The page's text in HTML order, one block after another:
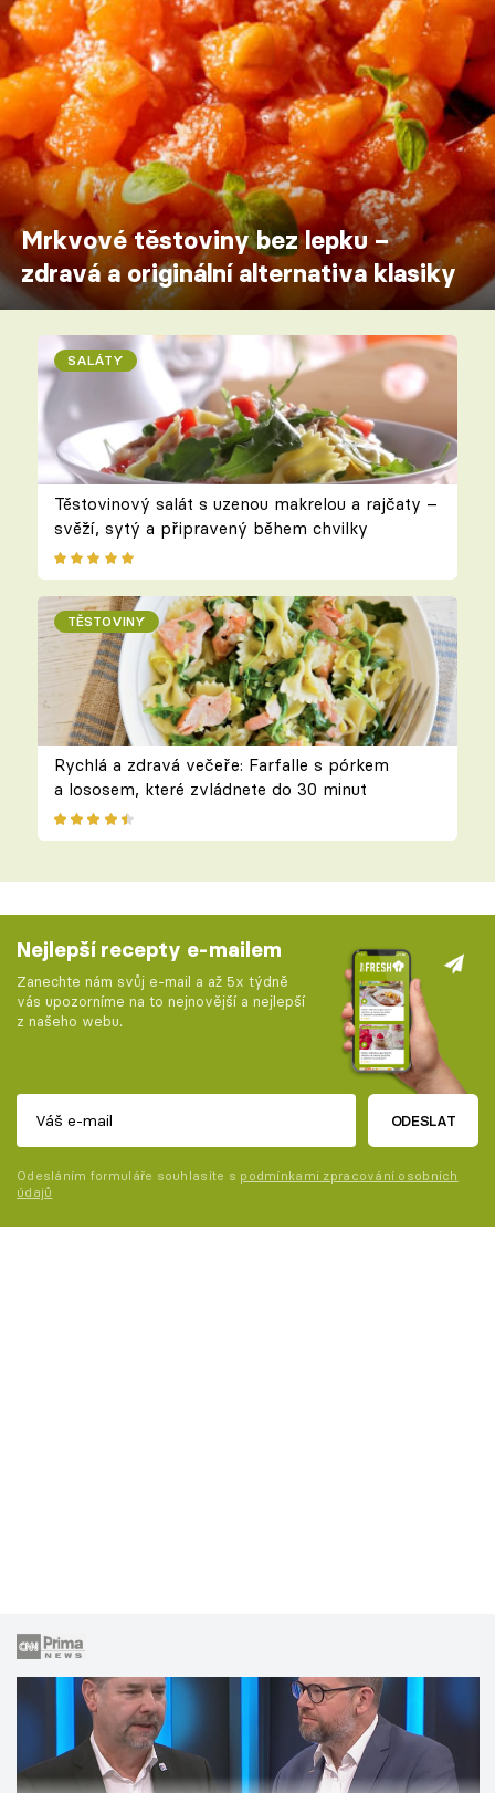
Mrkvové těstoviny bez lepku –
zdravá a originální alternativa klasiky
SALÁTY
Těstovinový salát s uzenou makrelou a rajčaty –
svěží, sytý a připravený během chvilky
TĚSTOVINY
Rychlá a zdravá večeře: Farfalle s pórkem
a lososem, které zvládnete do 30 minut
Nejlepší recepty e-mailem
Zanechte nám svůj e-mail a až 5x týdně
vás upozorníme na to nejnovější a nejlepší
z našeho webu.
ODESLAT
Odesláním formuláře souhlasíte s podmínkami zpracování osobních
údajů